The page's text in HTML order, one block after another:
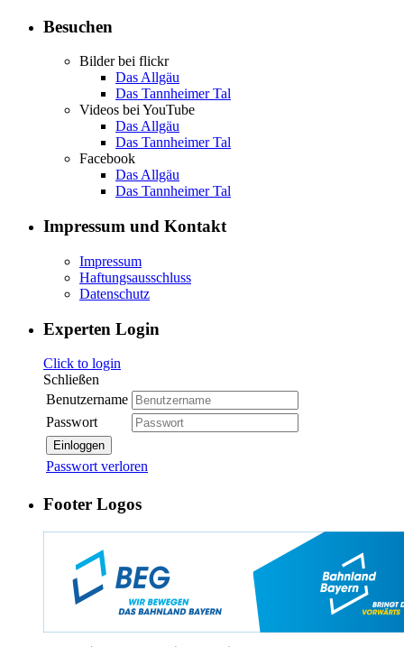
Besuchen
Bilder bei flickr
Das Allgäu
Das Tannheimer Tal
Videos bei YouTube
Das Allgäu
Das Tannheimer Tal
Facebook
Das Allgäu
Das Tannheimer Tal
Impressum und Kontakt
Impressum
Haftungsausschluss
Datenschutz
Experten Login
Click to login
Schließen
Benutzername
Passwort
Einloggen
Passwort verloren
Footer Logos